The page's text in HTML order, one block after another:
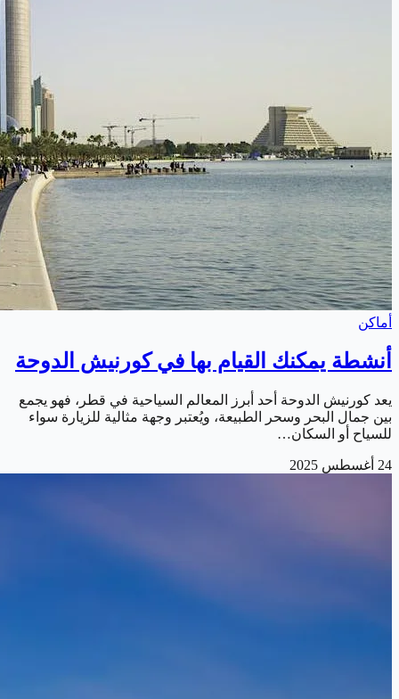
أماكن
أنشطة يمكنك القيام بها في كورنيش الدوحة
يعد كورنيش الدوحة أحد أبرز المعالم السياحية في قطر، فهو يجمع
بين جمال البحر وسحر الطبيعة، ويُعتبر وجهة مثالية للزيارة سواء
للسياح أو السكان…
24 أغسطس 2025